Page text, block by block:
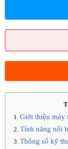
Giới thiệu máy
Tính năng nổi
Thông số kỹ